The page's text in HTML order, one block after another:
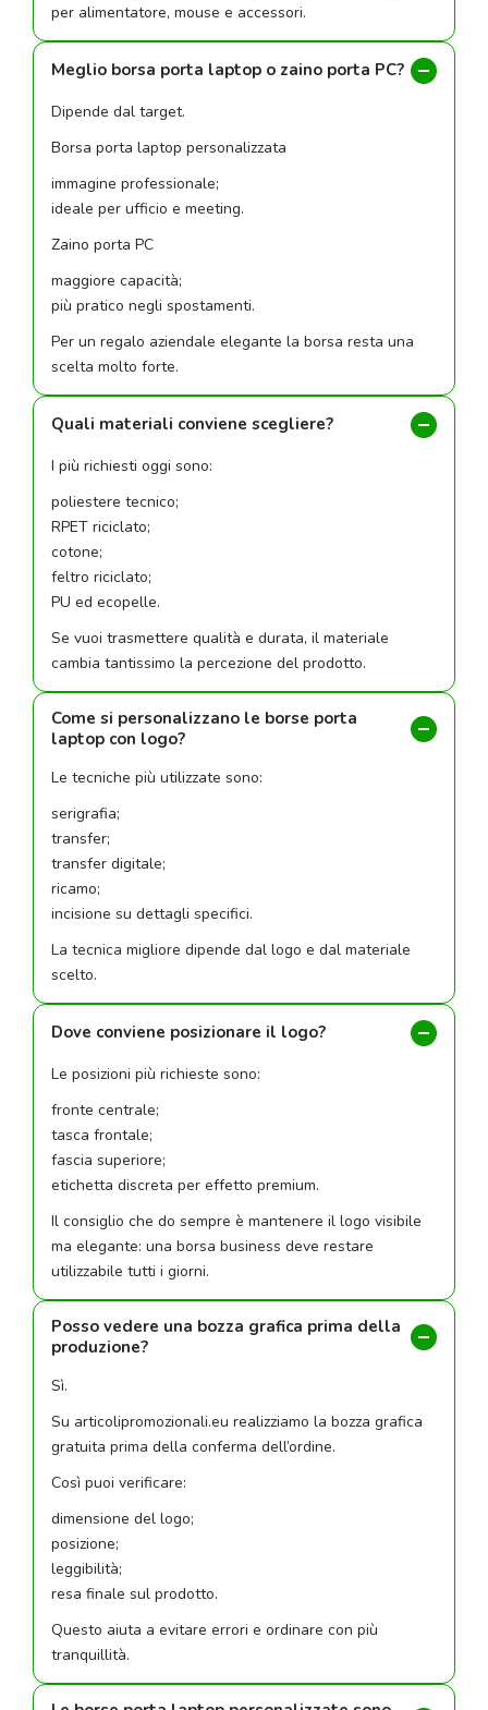
per alimentatore, mouse e accessori.
Meglio borsa porta laptop o zaino porta PC?
Dipende dal target.
Borsa porta laptop personalizzata
immagine professionale;
ideale per ufficio e meeting.
Zaino porta PC
maggiore capacità;
più pratico negli spostamenti.
Per un regalo aziendale elegante la borsa resta una
scelta molto forte.
Quali materiali conviene scegliere?
I più richiesti oggi sono:
poliestere tecnico;
RPET riciclato;
cotone;
feltro riciclato;
PU ed ecopelle.
Se vuoi trasmettere qualità e durata, il materiale
cambia tantissimo la percezione del prodotto.
Come si personalizzano le borse porta
laptop con logo?
Le tecniche più utilizzate sono:
serigrafia;
transfer;
transfer digitale;
ricamo;
incisione su dettagli specifici.
La tecnica migliore dipende dal logo e dal materiale
scelto.
Dove conviene posizionare il logo?
Le posizioni più richieste sono:
fronte centrale;
tasca frontale;
fascia superiore;
etichetta discreta per effetto premium.
Il consiglio che do sempre è mantenere il logo visibile
ma elegante: una borsa business deve restare
utilizzabile tutti i giorni.
Posso vedere una bozza grafica prima della
produzione?
Sì.
Su articolipromozionali.eu realizziamo la bozza grafica
gratuita prima della conferma dell’ordine.
Così puoi verificare:
dimensione del logo;
posizione;
leggibilità;
resa finale sul prodotto.
Questo aiuta a evitare errori e ordinare con più
tranquillità.